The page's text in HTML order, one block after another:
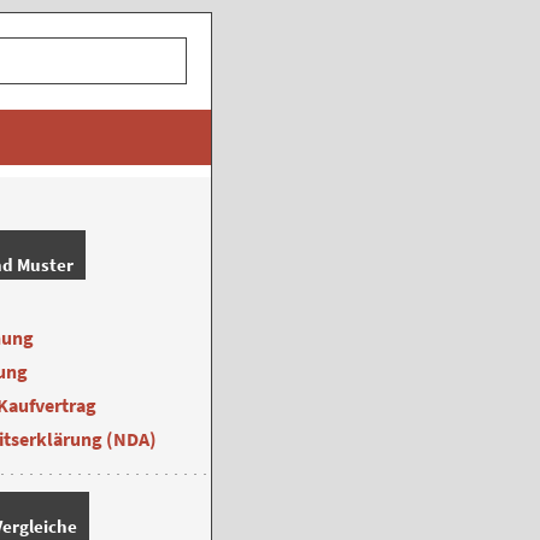
Muster
(NDA)